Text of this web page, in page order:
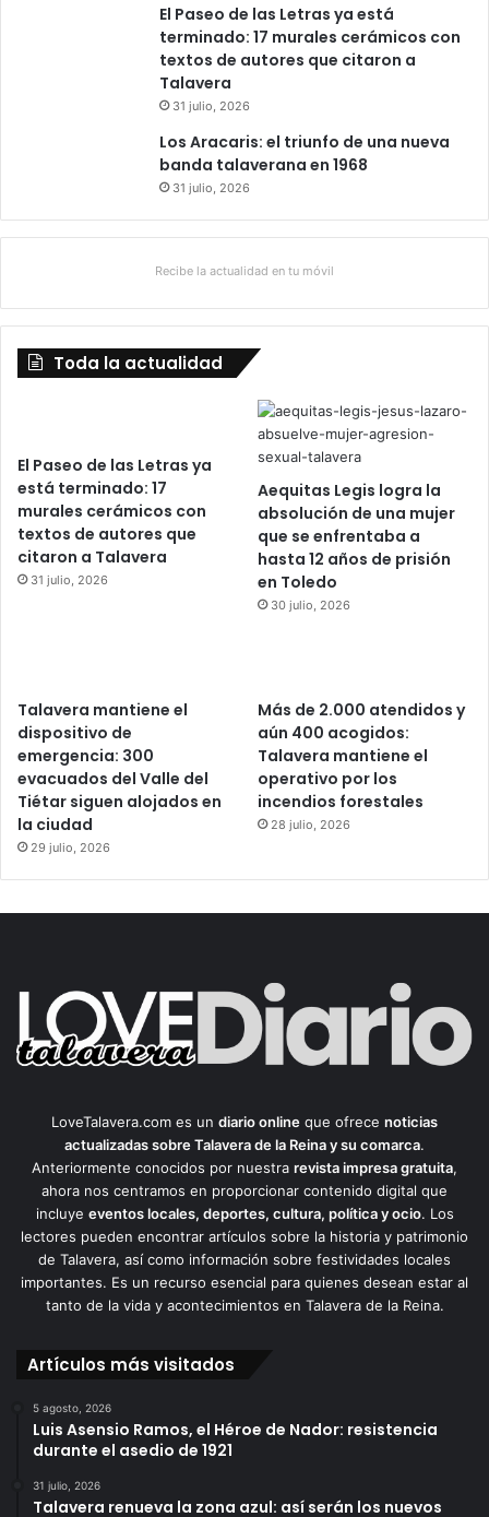
El Paseo de las Letras ya está
terminado: 17 murales cerámicos con
textos de autores que citaron a
Talavera
31 julio, 2026
Los Aracaris: el triunfo de una nueva
banda talaverana en 1968
31 julio, 2026
Recibe la actualidad en tu móvil
Toda la actualidad
El Paseo de las Letras ya
está terminado: 17
murales cerámicos con
textos de autores que
citaron a Talavera
31 julio, 2026
Aequitas Legis logra la
absolución de una mujer
que se enfrentaba a
hasta 12 años de prisión
en Toledo
30 julio, 2026
Talavera mantiene el
dispositivo de
emergencia: 300
evacuados del Valle del
Tiétar siguen alojados en
la ciudad
29 julio, 2026
Más de 2.000 atendidos y
aún 400 acogidos:
Talavera mantiene el
operativo por los
incendios forestales
28 julio, 2026
LoveTalavera.com es un diario online que ofrece noticias
actualizadas sobre Talavera de la Reina y su comarca.
Anteriormente conocidos por nuestra revista impresa gratuita,
ahora nos centramos en proporcionar contenido digital que
incluye eventos locales, deportes, cultura, política y ocio. Los
lectores pueden encontrar artículos sobre la historia y patrimonio
de Talavera, así como información sobre festividades locales
importantes. Es un recurso esencial para quienes desean estar al
tanto de la vida y acontecimientos en Talavera de la Reina.
Artículos más visitados
5 agosto, 2026
Luis Asensio Ramos, el Héroe de Nador: resistencia
durante el asedio de 1921
31 julio, 2026
Talavera renueva la zona azul: así serán los nuevos